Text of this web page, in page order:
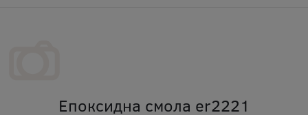
Епоксидна смола er2221